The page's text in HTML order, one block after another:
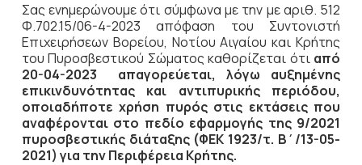
Σας ενημερώνουμε ότι σύμφωνα με την με αριθ. 512
Φ.702.15/06-4-2023 απόφαση του Συντονιστή
Επιχειρήσεων Βορείου, Νοτίου Αιγαίου και Κρήτης
του Πυροσβεστικού Σώματος καθορίζεται ότι από
20-04-2023 απαγορεύεται, λόγω αυξημένης
επικινδυνότητας και αντιπυρικής περιόδου,
οποιαδήποτε χρήση πυρός στις εκτάσεις που
αναφέρονται στο πεδίο εφαρμογής της 9/2021
πυροσβεστικής διάταξης (ΦΕΚ 1923/τ. Β΄/13-05-
2021) για την Περιφέρεια Κρήτης.